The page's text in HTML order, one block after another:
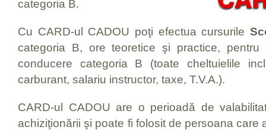
categoria B.
Cu CARD-ul CADOU poţi efectua cursurile
categoria B, ore teoretice şi practice, pentru
conducere categoria B (toate cheltuielile
carburant, salariu instructor, taxe, T.V.A.).
CARD-ul CADOU are o perioadă de
achiziţionării şi poate fi folosit de persoana care